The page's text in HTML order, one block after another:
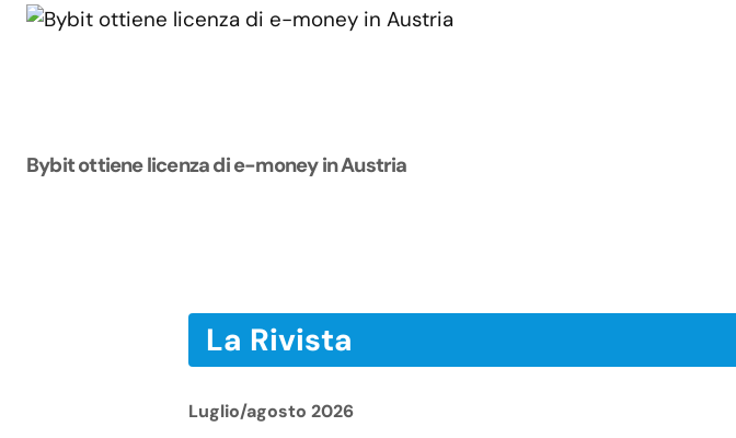
Bybit ottiene licenza di e-money in Austria
La Rivista
Luglio/agosto 2026